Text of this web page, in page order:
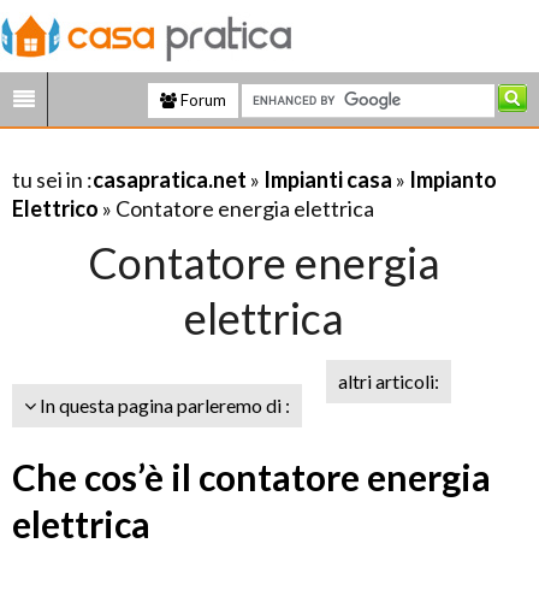
Forum
tu sei in :casapratica.net » Impianti casa » Impianto
Elettrico » Contatore energia elettrica
Contatore energia
elettrica
In questa pagina parleremo di :
altri articoli:
Che cos’è il contatore energia
elettrica